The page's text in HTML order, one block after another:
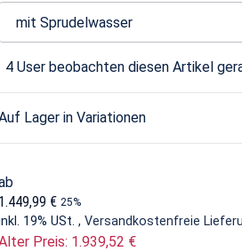
4 User beobachten diesen Artikel
Lager in Variationen
1.449,99 € 25%
19% USt. ,Versandkostenfreie
Preis: 1.939,52 €